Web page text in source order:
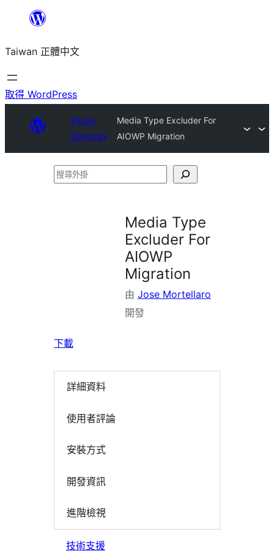
主
要
內
Taiwan 正體中文
取得 WordPress
Plugin
Directory
Media Type Excluder For
AIOWP Migration
搜
Media Type
Excluder For
AIOWP
Migration
由 Jose Mortellaro
開發
下載
詳細資料
使用者評論
安裝方式
開發資訊
進階檢視
技術支援